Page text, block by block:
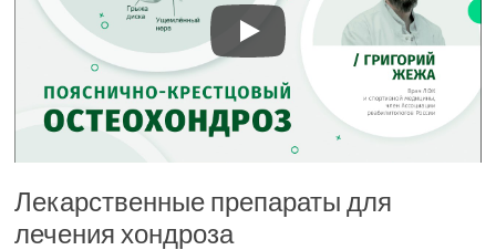
Лекарственные препараты для
лечения хондроза